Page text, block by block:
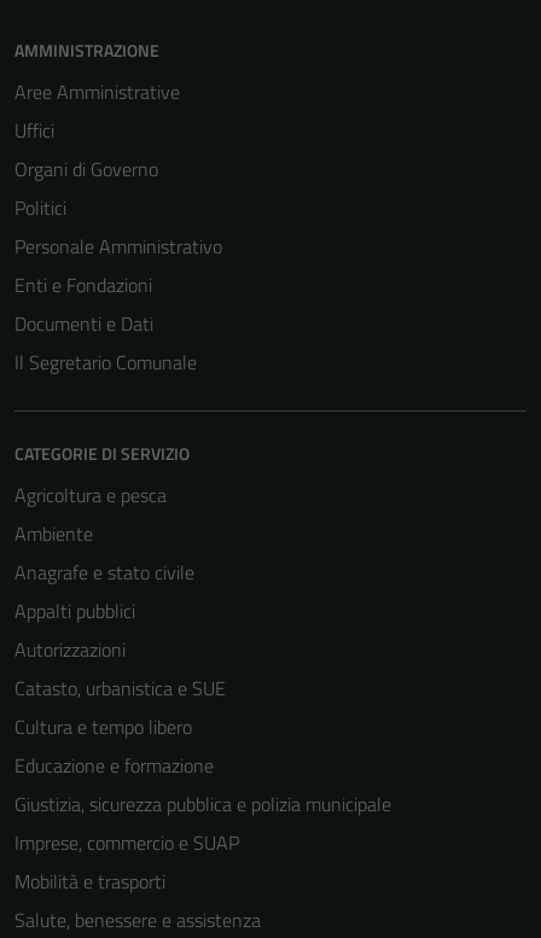
AMMINISTRAZIONE
Aree Amministrative
Uffici
Organi di Governo
Politici
Personale Amministrativo
Enti e Fondazioni
Documenti e Dati
Il Segretario Comunale
CATEGORIE DI SERVIZIO
Agricoltura e pesca
Ambiente
Anagrafe e stato civile
Appalti pubblici
Autorizzazioni
Catasto, urbanistica e SUE
Cultura e tempo libero
Educazione e formazione
Giustizia, sicurezza pubblica e polizia municipale
Imprese, commercio e SUAP
Mobilità e trasporti
Salute, benessere e assistenza